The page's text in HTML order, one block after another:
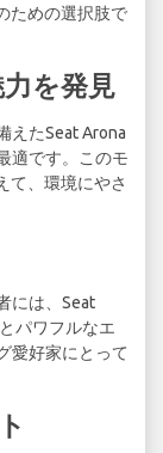
ための選択肢で
を発見
えたSeat Arona
適です。このモ
て、環境にやさ
には、Seat
パワフルなエ
愛好家にとって